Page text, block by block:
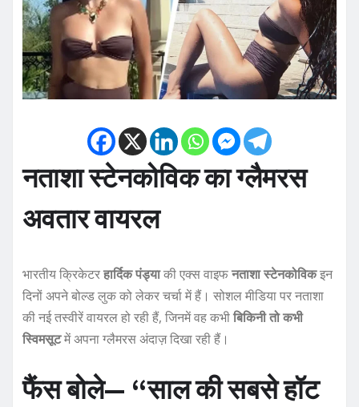
नताशा स्टेनकोविक का ग्लैमरस
अवतार वायरल
भारतीय क्रिकेटरहार्दिक पंड्याकी एक्स वाइफनताशा स्टेनकोविकइन
दिनों अपने बोल्ड लुक को लेकर चर्चा में हैं। सोशल मीडिया पर नताशा
की नई तस्वीरें वायरल हो रही हैं, जिनमें वह कभीबिकिनी तो कभी
स्विमसूटमें अपना ग्लैमरस अंदाज़ दिखा रही हैं।
फैंस बोले— “साल की सबसे हॉट